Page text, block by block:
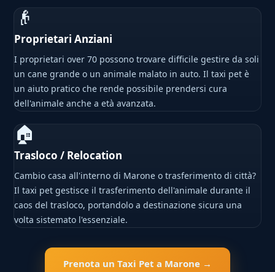
👴
Proprietari Anziani
I proprietari over 70 possono trovare difficile gestire da soli
un cane grande o un animale malato in auto. Il taxi pet è
un aiuto pratico che rende possibile prendersi cura
dell'animale anche a età avanzata.
🏠
Trasloco / Relocation
Cambio casa all'interno di Marone o trasferimento di città?
Il taxi pet gestisce il trasferimento dell'animale durante il
caos del trasloco, portandolo a destinazione sicura una
volta sistemato l'essenziale.
Prenota un Taxi Pet a Marone →